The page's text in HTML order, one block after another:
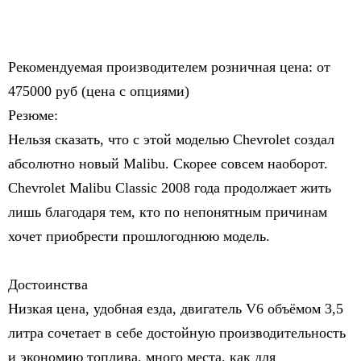
Рекомендуемая производителем розничная цена: от
475000 руб (цена с опциями)
Резюме:
Нельзя сказать, что с этой моделью Chevrolet создал
абсолютно новый Malibu. Скорее совсем наоборот.
Chevrolet Malibu Classic 2008 года продолжает жить
лишь благодаря тем, кто по непонятным причинам
хочет приобрести прошлогоднюю модель.
Достоинства
Низкая цена, удобная езда, двигатель V6 объёмом 3,5
литра сочетает в себе достойную производительность
и экономию топлива, много места, как для